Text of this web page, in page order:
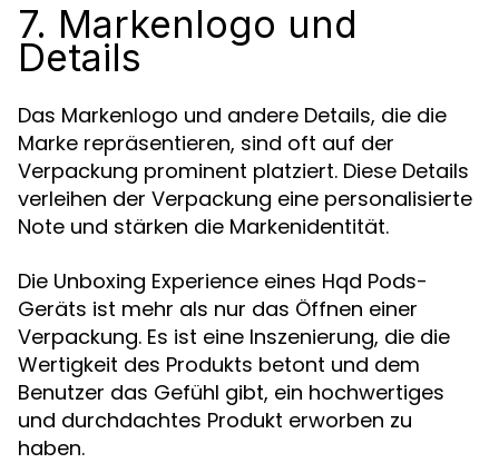
7. Markenlogo und
Details
Das Markenlogo und andere Details, die die
Marke repräsentieren, sind oft auf der
Verpackung prominent platziert. Diese Details
verleihen der Verpackung eine personalisierte
Note und stärken die Markenidentität.
Die Unboxing Experience eines Hqd Pods-
Geräts ist mehr als nur das Öffnen einer
Verpackung. Es ist eine Inszenierung, die die
Wertigkeit des Produkts betont und dem
Benutzer das Gefühl gibt, ein hochwertiges
und durchdachtes Produkt erworben zu
haben.